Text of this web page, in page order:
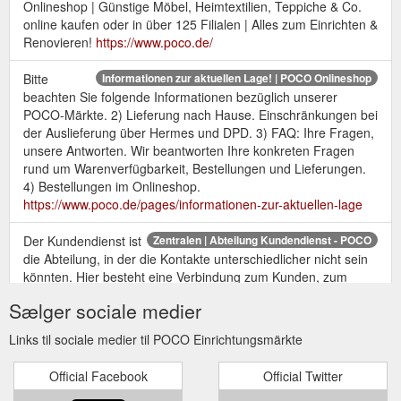
Onlineshop | Günstige Möbel, Heimtextilien, Teppiche & Co.
online kaufen oder in über 125 Filialen | Alles zum Einrichten &
Renovieren! https://www.poco.de/
Informationen zur aktuellen Lage! | POCO Onlineshop
Bitte
beachten Sie folgende Informationen bezüglich unserer
POCO-Märkte. 2) Lieferung nach Hause. Einschränkungen bei
der Auslieferung über Hermes und DPD. 3) FAQ: Ihre Fragen,
unsere Antworten. Wir beantworten Ihre konkreten Fragen
rund um Warenverfügbarkeit, Bestellungen und Lieferungen.
4) Bestellungen im Onlineshop.
https://www.poco.de/pages/informationen-zur-aktuellen-lage
Zentralen | Abteilung Kundendienst - POCO
Der Kundendienst ist
die Abteilung, in der die Kontakte unterschiedlicher nicht sein
könnten. Hier besteht eine Verbindung zum Kunden, zum
Wir verstehen uns als Dienstleister für unsere Kunden und
Beschwerden zu klären, Probleme zu ...
https://karriere.poco.de/content/Zentraler-Kundendienst/?
locale=de_DE
Sælger sociale medier
Links til sociale medier til POCO Einrichtungsmärkte
Official Facebook Official Twitter